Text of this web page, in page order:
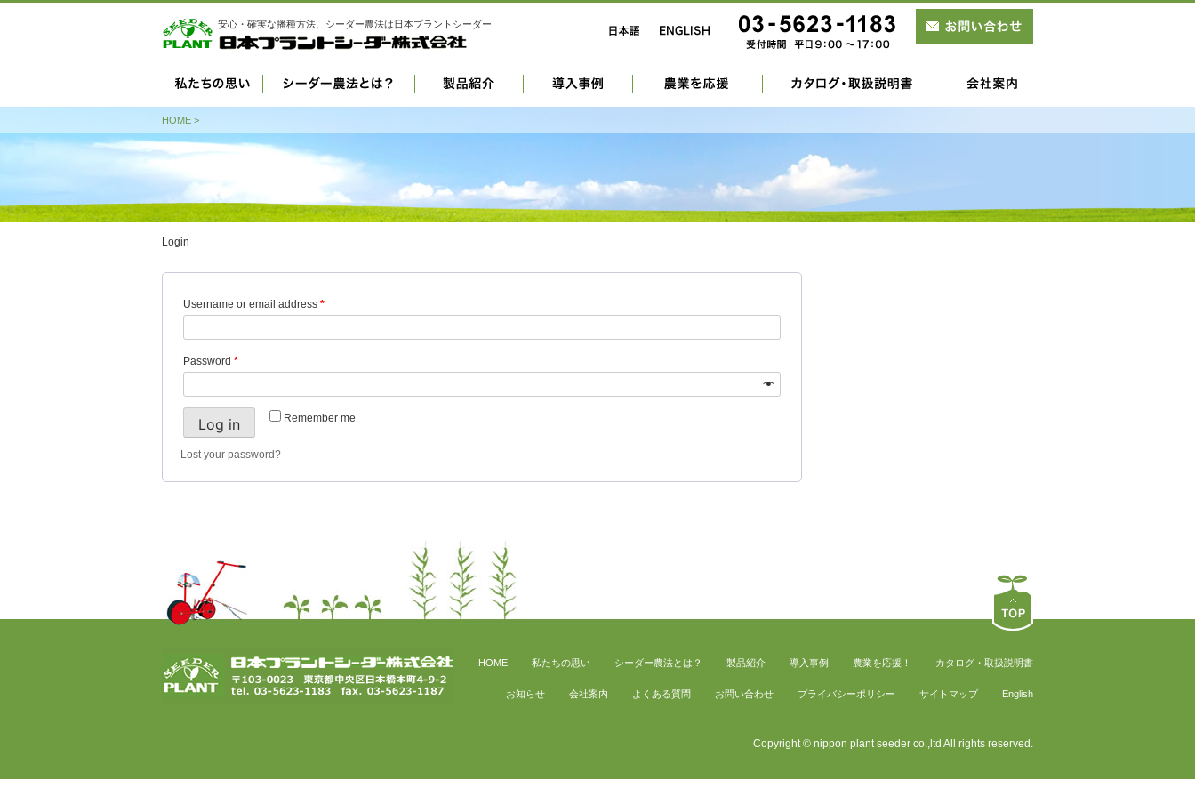
安心・確実な播種方法、シーダー農法は日本プラントシーダー
HOME >
Login
Username or email address *
Password *
Remember me
Log in
Lost your password?
HOME 私たちの思い シーダー農法とは？ 製品紹介 導入事例 農業を応援！ カタログ・取扱説明書
お知らせ 会社案内 よくある質問 お問い合わせ プライバシーポリシー サイトマップ English
Copyright © nippon plant seeder co.,ltd All rights reserved.